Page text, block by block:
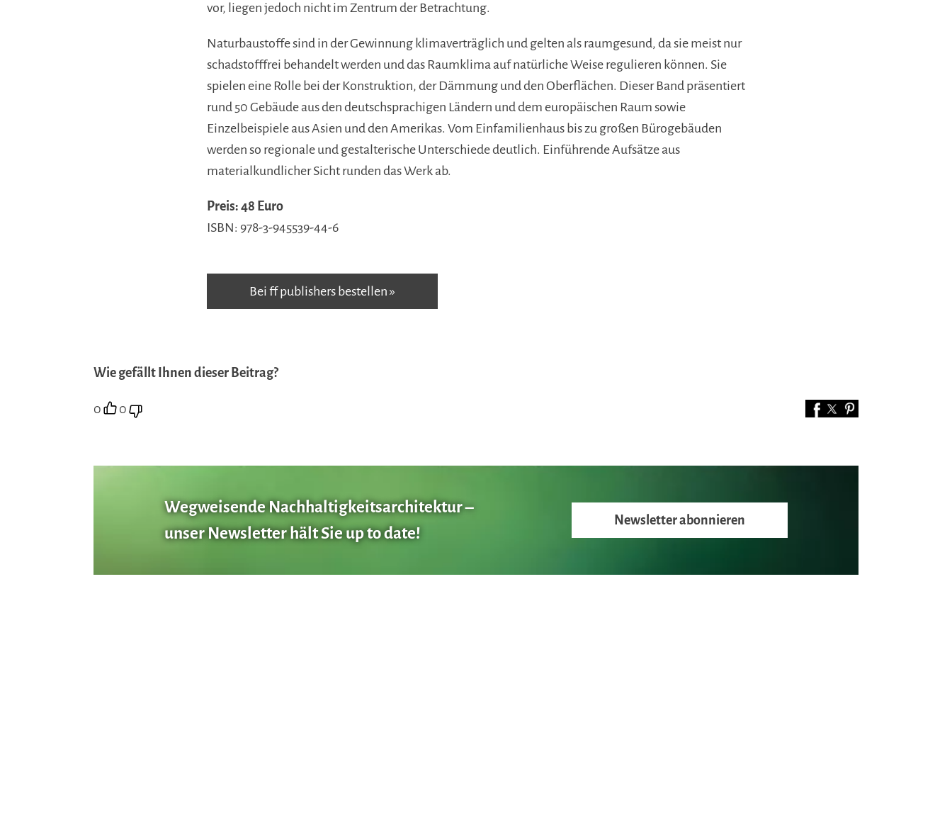
vor, liegen jedoch nicht im Zentrum der Betrachtung.
Naturbaustoffe sind in der Gewinnung klimaverträglich und gelten als raumgesund, da sie meist nur
schadstofffrei behandelt werden und das Raumklima auf natürliche Weise regulieren können. Sie
spielen eine Rolle bei der Konstruktion, der Dämmung und den Oberflächen. Dieser Band präsentiert
rund 50 Gebäude aus den deutschsprachigen Ländern und dem europäischen Raum sowie
Einzelbeispiele aus Asien und den Amerikas. Vom Einfamilienhaus bis zu großen Bürogebäuden
werden so regionale und gestalterische Unterschiede deutlich. Einführende Aufsätze aus
materialkundlicher Sicht runden das Werk ab.
Preis: 48 Euro
ISBN: 978-3-945539-44-6
Bei ff publishers bestellen »
Wie gefällt Ihnen dieser Beitrag?
0 0
Wegweisende Nachhaltigkeitsarchitektur –
unser Newsletter hält Sie up to date!
Newsletter abonnieren